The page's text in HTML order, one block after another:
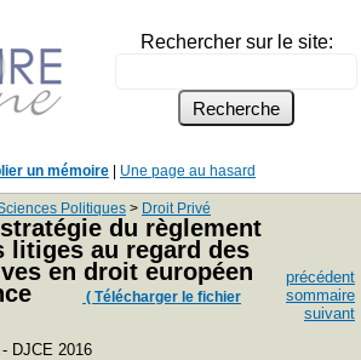
Rechercher sur le site:
un mémoire Une page au hasard
Politiques > Droit Privé
du règlement
litiges au regard des
en droit européen
( Télécharger le fichier
DJCE 2016
précédent
sommaire
suivant